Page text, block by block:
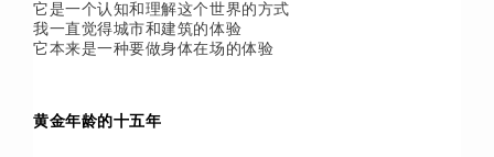
它是一个认知和理解这个世界的方式
我一直觉得城市和建筑的体验
它本来是一种要做身体在场的体验
黄金年龄的十五年